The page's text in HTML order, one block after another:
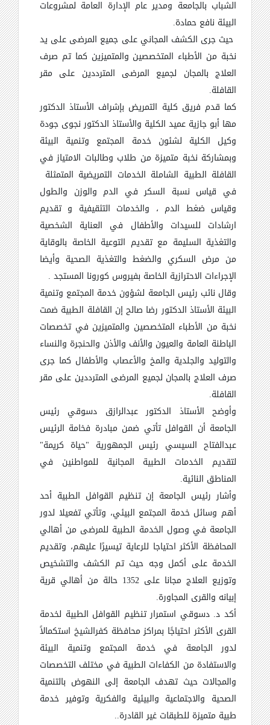
الشباب بالجامعة ومدير عام الإدارة العامة لمشروعات
البيئة نافع حمادة.
حيثجرى الكشف المجاني على جميع المرضى على يد
نخبة من الأطباء المتخصصين والمتميزين كما تم صرف
العلاج بالمجان لجميع المرضى المترددين على مقر
القافلة.
كما قدم فريق كلية التمريض بإشراف الأستاذ الدكتور
مها أبو جازية عميد الكلية والأستاذ الدكتور نجوى جودة
وكيل الكلية لشئون خدمة المجتمع وتنمية البيئة
وبمشاركة نخبة متميزة من طلاب وطالبات الامتياز في
القافلة الطبية الشاملة الخدمات التمريضية المتمثلة
في قياس نسبة السكر في الدم والوزن والطول
وقياس ضغط الدم ، والخدمات التثقيفية و تقديم
ارشادات للسيدات والأطفال في العناية الشخصية
والتغذية السليمة مع تقديم التوعية الخاصة بالوقاية
من مرض السكري والضغط والتغذية الصحية وأيضا
الإجراءات الاحترازية الخاصة بفيروس كورونا المستجد .
وقال نائب رئيس الجامعة لشؤون خدمة المجتمع وتنمية
البيئة الأستاذ الدكتور رضا صالح إن القافلة الطبية ضمت
نخبة من الأطباء المتخصصين والمتميزين في تخصصات
الباطنة العامة والعيون والأنف والأذن والحنجرة والنساء
والتوليد والجلدية والمخ والأعصاب والأطفال كما جرى
صرف العلاج بالمجان لجميع المرضى المترددين على مقر
القافلة.
وأوضح الأستاذ الدكتور عبدالرازق دسوقي رئيس
الجامعة أن القوافل تأتي ضمن مبادرة فخامة الرئيس
عبدالفتاح السيسي رئيس الجمهورية "حياة كريمة"
لتقديم الخدمات الطبية المجانية للمواطنين في
المناطق النائية.
وأشار رئيس الجامعة إن تنظيم القوافل الطبية أحد
أهم وسائل خدمة المجتمع البيئي، وتأتي تفعيلا لدور
الجامعة في وصول الخدمة الطبية للمرضى من أهالي
المحافظة الأكثر احتياجا للرعاية تيسيرًا عليهم، وتقديم
الخدمة على أكمل وجه حيث تم الكشف والتشخيص
وتوزيع العلاج مجانا على 1352 حالة من أهالي قرية
إبيانه والقرى المجاورة.
أكد د. دسوقي استمرار تنظيم القوافل الطبية لخدمة
القرى الأكثر احتياجًا بمراكز محافظة كفرالشيخ استكمالاً
لدور الجامعة في خدمة المجتمع وتنمية البيئة
والاستفادة من الكفاءات الطبية في مختلف التخصصات
والمجالات حيث تهدف الجامعة إلى النهوض بالتنمية
الصحية والاجتماعية والبيئية والفكرية وتوفير خدمة
طبية متميزة للطبقات غير القادرة..